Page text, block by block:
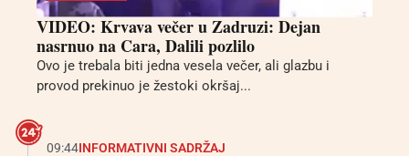
VIDEO: Krvava večer u Zadruzi: Dejan
nasrnuo na Cara, Dalili pozlilo
Ovo je trebala biti jedna vesela večer, ali glazbu i
provod prekinuo je žestoki okršaj...
09:44INFORMATIVNI SADRŽAJ